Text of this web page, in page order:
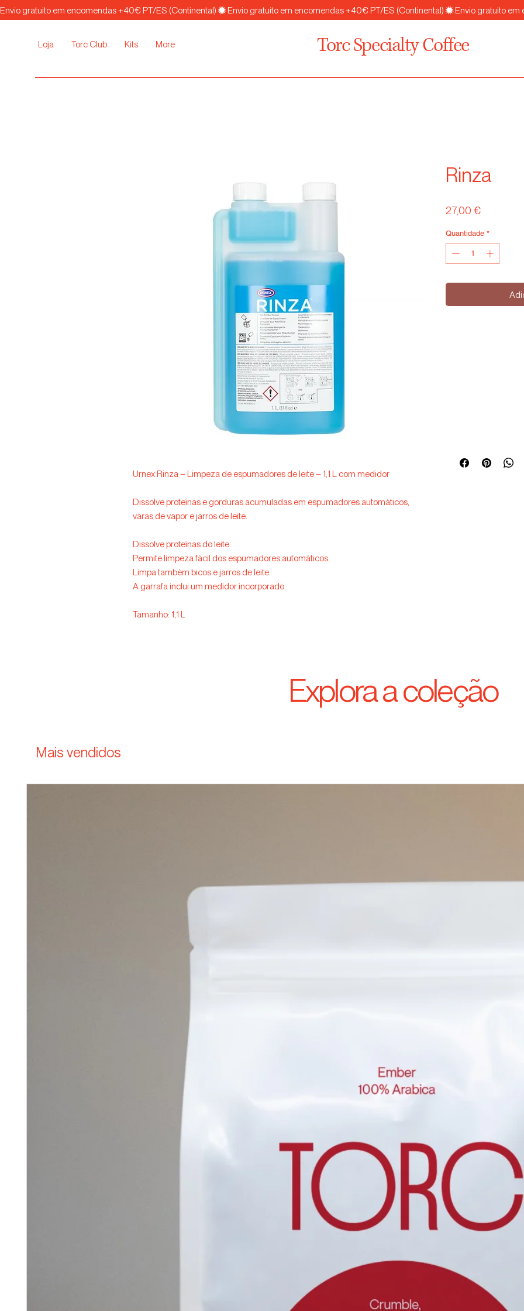
Envio gratuito em encomendas +40€ PT/ES (Continental)
Loja Torc Club Kits More Torc Specialty Coffee
Urnex Rinza – Limpeza de espumadores de leite – 1,1 L com medidor
Dissolve proteínas e gorduras acumuladas em espumadores automáticos,
varas de vapor e jarros de leite.
Dissolve proteínas do leite.
Permite limpeza fácil dos espumadores automáticos.
Limpa também bicos e jarros de leite.
A garrafa inclui um medidor incorporado.
Tamanho: 1,1 L
Rinza
27,00 €Preço
Quantidade *
Explora a coleção
Mais vendidos